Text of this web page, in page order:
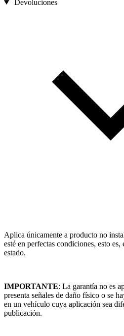
Devoluciones
Aplica únicamente a producto no
esté en perfectas condiciones, esto
estado.
IMPORTANTE: La garantía no es
presenta señales de daño físico o se
en un vehículo cuya aplicación sea
publicación.